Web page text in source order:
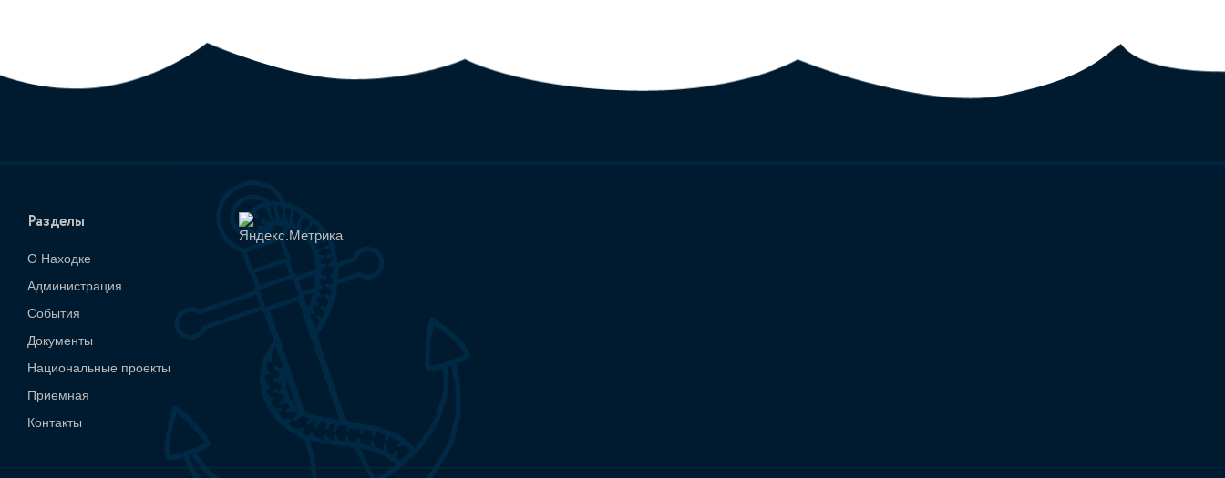
Разделы
О Находке
Администрация
События
Документы
Национальные проекты
Приемная
Контакты